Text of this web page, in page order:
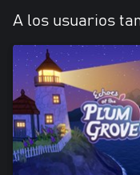
A los usuarios